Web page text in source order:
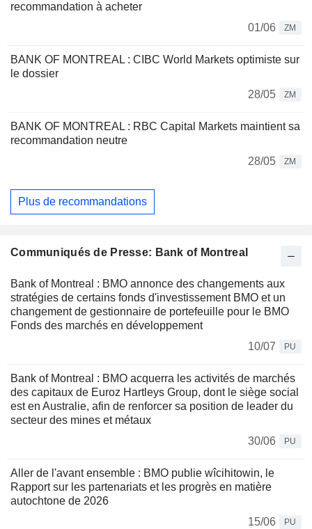
recommandation à acheter
01/06
ZM
BANK OF MONTREAL : CIBC World Markets optimiste sur
le dossier
28/05
ZM
BANK OF MONTREAL : RBC Capital Markets maintient sa
recommandation neutre
28/05
ZM
Plus de recommandations
Communiqués de Presse: Bank of Montreal
Bank of Montreal : BMO annonce des changements aux
stratégies de certains fonds d'investissement BMO et un
changement de gestionnaire de portefeuille pour le BMO
Fonds des marchés en développement
10/07
PU
Bank of Montreal : BMO acquerra les activités de marchés
des capitaux de Euroz Hartleys Group, dont le siège social
est en Australie, afin de renforcer sa position de leader du
secteur des mines et métaux
30/06
PU
Aller de l'avant ensemble : BMO publie wîcihitowin, le
Rapport sur les partenariats et les progrès en matière
autochtone de 2026
15/06
PU